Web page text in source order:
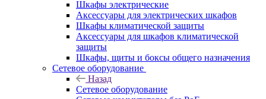
Шкафы электрические
Аксессуары для электрических шкафов
Шкафы климатической защиты
Аксессуары для шкафов климатической
защиты
Шкафы, щиты и боксы общего назначения
Сетевое оборудование
Назад
Сетевое оборудование